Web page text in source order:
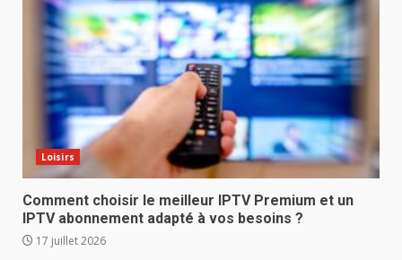
Loisirs
Comment choisir le meilleur IPTV Premium et un
IPTV abonnement adapté à vos besoins ?
17 juillet 2026